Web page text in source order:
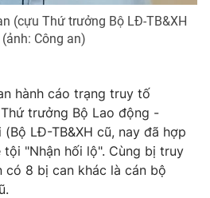
lai
(cựu Thứ trưởng Bộ LĐ-TB&XH
Công an)
hành cáo trạng truy tố
trưởng Bộ Lao động -
LĐ-TB&XH cũ, nay đã hợp
"Nhận hối lộ". Cùng bị truy
8 bị can khác là cán bộ